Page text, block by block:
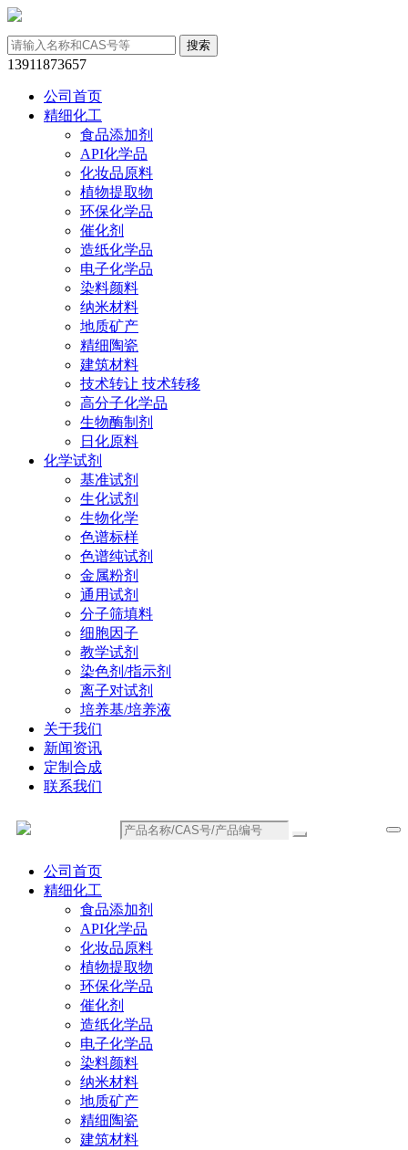
13911873657
公司首页
精细化工
食品添加剂
API化学品
化妆品原料
植物提取物
环保化学品
催化剂
造纸化学品
电子化学品
染料颜料
纳米材料
地质矿产
精细陶瓷
建筑材料
技术转让 技术转移
高分子化学品
生物酶制剂
日化原料
化学试剂
基准试剂
生化试剂
生物化学
色谱标样
色谱纯试剂
金属粉剂
通用试剂
分子筛填料
细胞因子
教学试剂
染色剂/指示剂
离子对试剂
培养基/培养液
关于我们
新闻资讯
定制合成
联系我们
公司首页
精细化工
食品添加剂
API化学品
化妆品原料
植物提取物
环保化学品
催化剂
造纸化学品
电子化学品
染料颜料
纳米材料
地质矿产
精细陶瓷
建筑材料